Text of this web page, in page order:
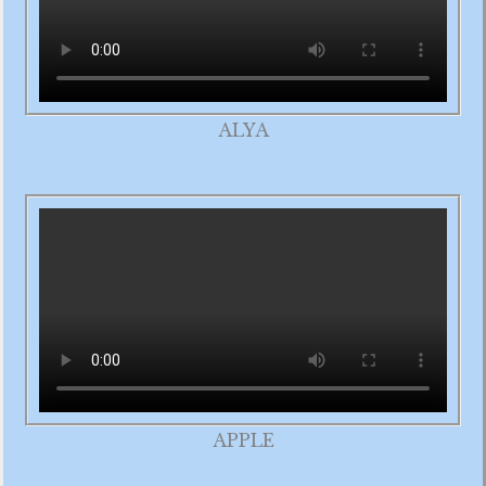
ALYA
APPLE